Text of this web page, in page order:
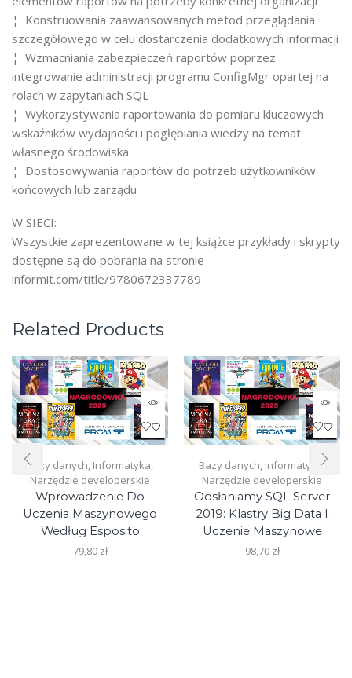
¦ Konstruowania zaawansowanych metod przeglądania
szczegółowego w celu dostarczenia dodatkowych informacji
¦ Wzmacniania zabezpieczeń raportów poprzez
integrowanie administracji programu ConfigMgr opartej na
rolach w zapytaniach SQL
¦ Wykorzystywania raportowania do pomiaru kluczowych
wskaźników wydajności i pogłębiania wiedzy na temat
własnego środowiska
¦ Dostosowywania raportów do potrzeb użytkowników
końcowych lub zarządu
W SIECI:
Wszystkie zaprezentowane w tej książce przykłady i skrypty
dostępne są do pobrania na stronie
informit.com/title/9780672337789
Related Products
Bazy danych, Informatyka,
Narzędzie developerskie
Wprowadzenie Do
Uczenia Maszynowego
Według Esposito
79,80 zł
Bazy danych, Informatyka,
Narzędzie developerskie
Odsłaniamy SQL Server
2019: Klastry Big Data I
Uczenie Maszynowe
98,70 zł